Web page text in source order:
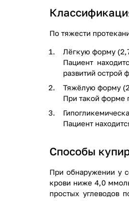
По тяжести
Лёгкую форму
Пациент
развитий острой
Тяжёлую форму
При такой форме
Пациент
Способы
При обнаружении у
крови ниже 4,0
простых углеводов